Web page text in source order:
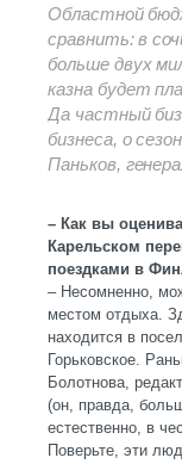
Областной
сравнить: в
больше двух
казна будет
Да частный
бизнеса, о
Паньков,
– Как вы
Карельском
поездками в
– Несомненно,
местом отдыха.
находится в
Горьковское.
Болотнова,
(он, правда,
естественно, в
Поверьте, эти